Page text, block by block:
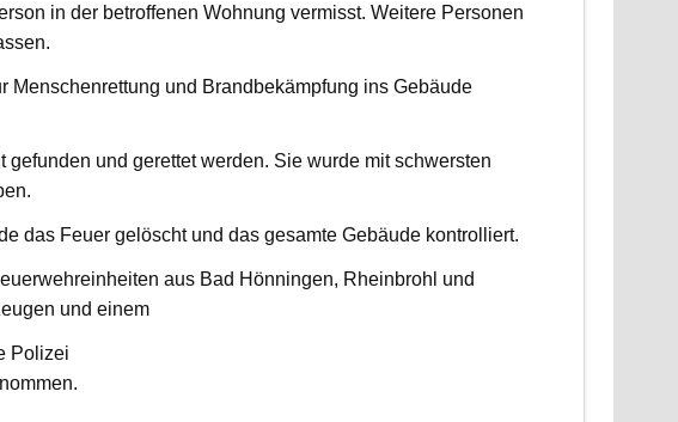
in der betroffenen Wohnung vermisst. Weitere Personen
Menschenrettung und Brandbekämpfung ins Gebäude
und gerettet werden. Sie wurde mit schwersten
das Feuer gelöscht und das gesamte Gebäude kontrolliert.
aus Bad Hönningen, Rheinbrohl und
und einem
Polizei